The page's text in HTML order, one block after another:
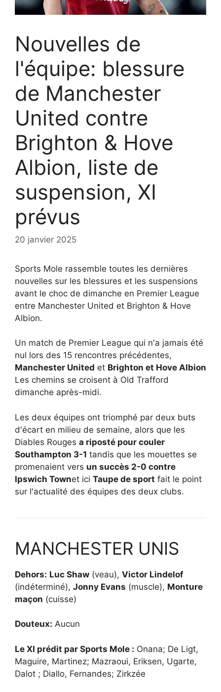
Nouvelles de
l'équipe: blessure
de Manchester
United contre
Brighton & Hove
Albion, liste de
suspension, XI
prévus
20 janvier 2025
Sports Mole rassemble toutes les dernières
nouvelles sur les blessures et les suspensions
avant le choc de dimanche en Premier League
entre Manchester United et Brighton & Hove
Albion.
Un match de Premier League qui n'a jamais été
nul lors des 15 rencontres précédentes,
Manchester United et Brighton et Hove Albion
Les chemins se croisent à Old Trafford
dimanche après-midi.
Les deux équipes ont triomphé par deux buts
d'écart en milieu de semaine, alors que les
Diables Rouges a riposté pour couler
Southampton 3-1 tandis que les mouettes se
promenaient vers un succès 2-0 contre
Ipswich Townet ici Taupe de sport fait le point
sur l'actualité des équipes des deux clubs.
MANCHESTER UNIS
Dehors: Luc Shaw (veau), Victor Lindelof
(indéterminé), Jonny Evans (muscle), Monture
maçon (cuisse)
Douteux: Aucun
Le XI prédit par Sports Mole : Onana; De Ligt,
Maguire, Martinez; Mazraoui, Eriksen, Ugarte,
Dalot ; Diallo, Fernandes; Zirkzée